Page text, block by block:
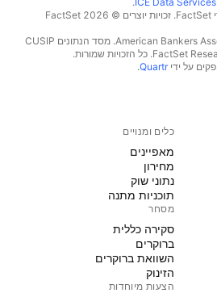
בחר נתוני ייחוס המסופקים על ידי FactSet. זכויות יוצרים © 2026 ‏FactSet
זכויות יוצרים © 2026, ‏American Bankers Association. מסד הנתונים CUSIP
Quartr
.
כלים ומנויים
מאפיינים
מחירון
נתוני שוק
תוכניות מתנה
מסחר
סקירה כללית
ברוקרים
השוואת ברוקרים
הזינוק
הצעות מיוחדות